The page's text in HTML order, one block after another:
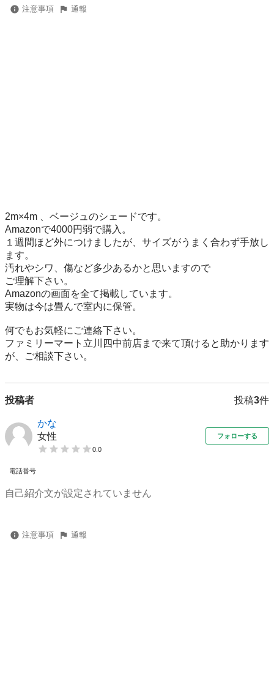
注意事項 通報
2m×4m 、ベージュのシェードです。
Amazonで4000円弱で購入。
１週間ほど外につけましたが、サイズがうまく合わず手放し
ます。
汚れやシワ、傷など多少あるかと思いますので
ご理解下さい。
Amazonの画面を全て掲載しています。
実物は今は畳んで室内に保管。
何でもお気軽にご連絡下さい。
ファミリーマート立川四中前店まで来て頂けると助かります
が、ご相談下さい。
投稿者 投稿3件
かな
女性
0.0
フォローする
電話番号
自己紹介文が設定されていません
注意事項 通報